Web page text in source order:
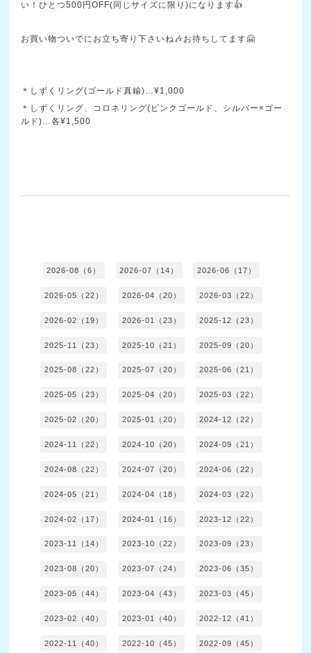
い！ひとつ500円OFF(同じサイズに限り)になります👍
お買い物ついでにお立ち寄り下さいね🎶お待ちしてます🤗
＊しずくリング(ゴールド真鍮)…¥1,000
＊しずくリング、コロネリング(ピンクゴールド、シルバー×ゴー
ルド)…各¥1,500
2026-08（6） 2026-07（14） 2026-06（17）
2026-05（22） 2026-04（20） 2026-03（22）
2026-02（19） 2026-01（23） 2025-12（23）
2025-11（23） 2025-10（21） 2025-09（20）
2025-08（22） 2025-07（20） 2025-06（21）
2025-05（23） 2025-04（20） 2025-03（22）
2025-02（20） 2025-01（20） 2024-12（22）
2024-11（22） 2024-10（20） 2024-09（21）
2024-08（22） 2024-07（20） 2024-06（22）
2024-05（21） 2024-04（18） 2024-03（22）
2024-02（17） 2024-01（16） 2023-12（22）
2023-11（14） 2023-10（22） 2023-09（23）
2023-08（20） 2023-07（24） 2023-06（35）
2023-05（44） 2023-04（43） 2023-03（45）
2023-02（40） 2023-01（40） 2022-12（41）
2022-11（40） 2022-10（45） 2022-09（45）